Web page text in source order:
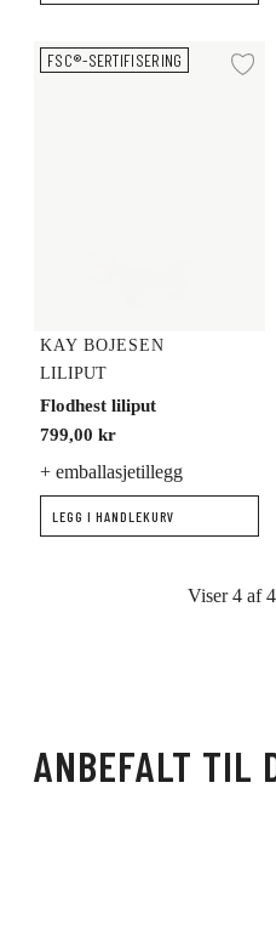
Flodhest liliput
FSC®-SERTIFISERING
KAY BOJESEN
LILIPUT
Flodhest liliput
799,00 kr
+ emballasjetillegg
LEGG I HANDLEKURV
Viser 4 af
ANBEFALT TIL